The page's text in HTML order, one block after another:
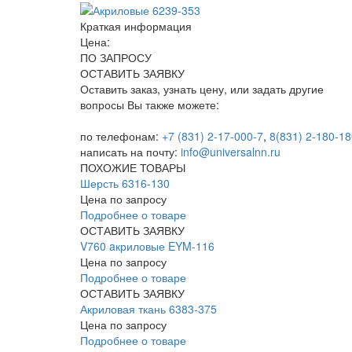
Краткая информация
Цена:
ПО ЗАПРОСУ
ОСТАВИТЬ ЗАЯВКУ
Оставить заказ, узнать цену, или задать другие
вопросы Вы также можете:
по телефонам: +7 (831) 2-17-000-7, 8(831) 2-180-
написать на почту: info@universalnn.ru
ПОХОЖИЕ ТОВАРЫ
Шерсть 6316-130
Цена по запросу
Подробнее о товаре
ОСТАВИТЬ ЗАЯВКУ
V760 aкриловые EYM-116
Цена по запросу
Подробнее о товаре
ОСТАВИТЬ ЗАЯВКУ
Акриловая ткань 6383-375
Цена по запросу
Подробнее о товаре